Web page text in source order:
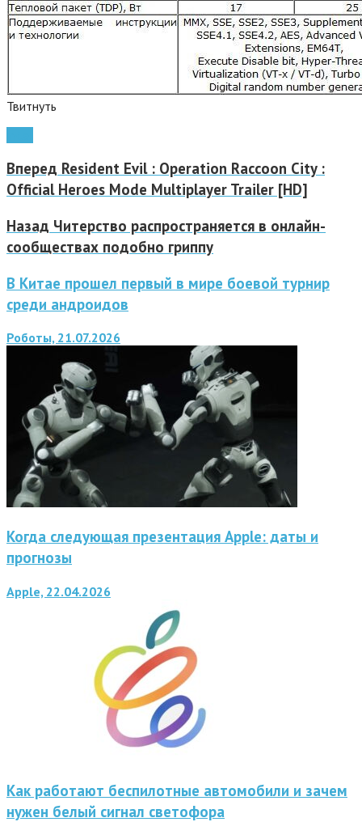
Твитнуть
Вперед Resident Evil : Operation Raccoon City :
Official Heroes Mode Multiplayer Trailer [HD]
Назад Читерство распространяется в онлайн-
сообществах подобно гриппу
В Китае прошел первый в мире боевой турнир
среди андроидов
Роботы, 21.07.2026
Когда следующая презентация Apple: даты и
прогнозы
Apple, 22.04.2026
Как работают беспилотные автомобили и зачем
нужен белый сигнал светофора